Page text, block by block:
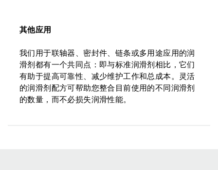
其他应用
我们用于联轴器、密封件、链条或多用途应用的润
滑剂都有一个共同点：即与标准润滑剂相比，它们
有助于提高可靠性、减少维护工作和总成本。灵活
的润滑剂配方可帮助您整合目前使用的不同润滑剂
的数量，而不必损失润滑性能。